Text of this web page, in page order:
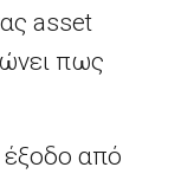
asset
πως
από